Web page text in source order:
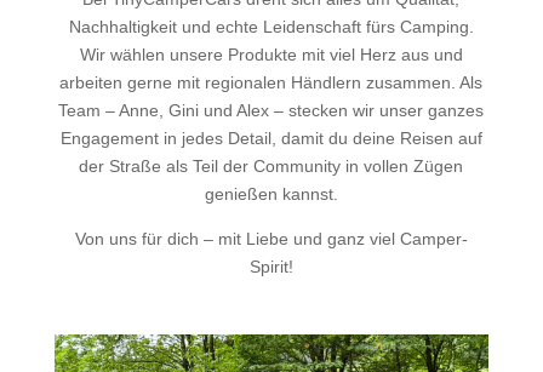
Nachhaltigkeit und echte Leidenschaft fürs Camping.
Wir wählen unsere Produkte mit viel Herz aus und
arbeiten gerne mit regionalen Händlern zusammen. Als
Team – Anne, Gini und Alex – stecken wir unser ganzes
Engagement in jedes Detail, damit du deine Reisen auf
der Straße als Teil der Community in vollen Zügen
genießen kannst.
Von uns für dich – mit Liebe und ganz viel Camper-
Spirit!